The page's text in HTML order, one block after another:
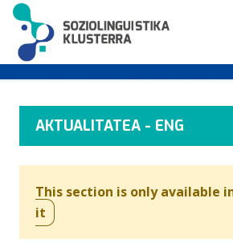
AKTUALITATEA - ENG
This section is only available
it